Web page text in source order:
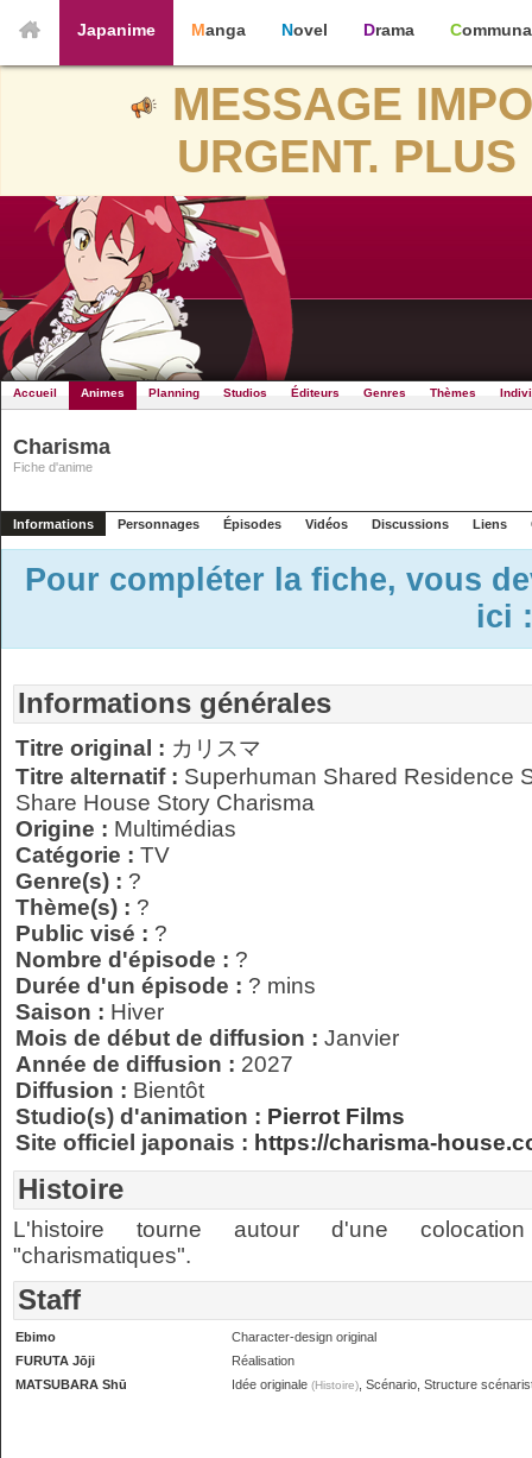
Japanime Manga Novel Drama
MESSAGE
URGENT.
Accueil Animes Planning Studios Éditeurs Genres Thèmes
Charisma
Fiche d'anime
Informations Personnages Épisodes Vidéos Discussions Liens
Pour compléter la fiche, vous
ici
Informations générales
Titre original : カリスマ
Titre alternatif : Superhuman Shared Residence
Share House Story Charisma
Origine : Multimédias
Catégorie : TV
Genre(s) : ?
Thème(s) : ?
Public visé : ?
Nombre d'épisode : ?
Durée d'un épisode : ? mins
Saison : Hiver
Mois de début de diffusion : Janvier
Année de diffusion : 2027
Diffusion : Bientôt
Studio(s) d'animation : Pierrot Films
Site officiel japonais : https://charisma-
Histoire
L'histoire tourne autour d'une
"charismatiques".
Staff
Ebimo
Character-design original
FURUTA Jōji
Réalisation
MATSUBARA Shū
Idée originale (Histoire) , Scénario, Structure